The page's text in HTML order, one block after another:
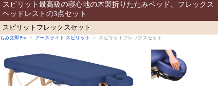
スピリット最高級の寝心地の木製折りたたみベッド、フレックス
ヘッドレストの3点セット
スピリットフレックスセット
もみ太郎Pro > アースライト スピリット > スピリットフレックスセット